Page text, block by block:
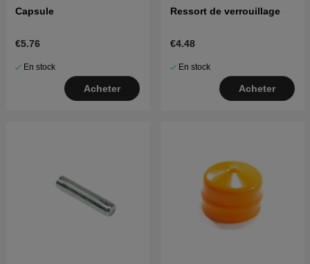
Capsule
€5.76
En stock
Acheter
Ressort de verrouillage
€4.48
En stock
Acheter